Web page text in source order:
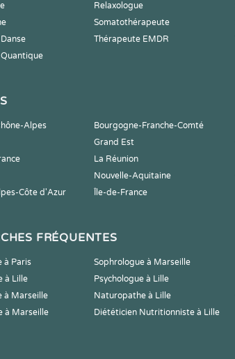
Relaxologue
Somatothérapeute
Thérapeute EMDR
Alpes Bourgogne-Franche-Comté
Grand Est
La Réunion
Nouvelle-Aquitaine
Côte d'Azur
Île-de-France
FRÉQUENTES
à Paris Sophrologue à Marseille
à Lille
Psychologue à Lille
à Marseille
Naturopathe à Lille
à Marseille
Diététicien Nutritionniste à Lille